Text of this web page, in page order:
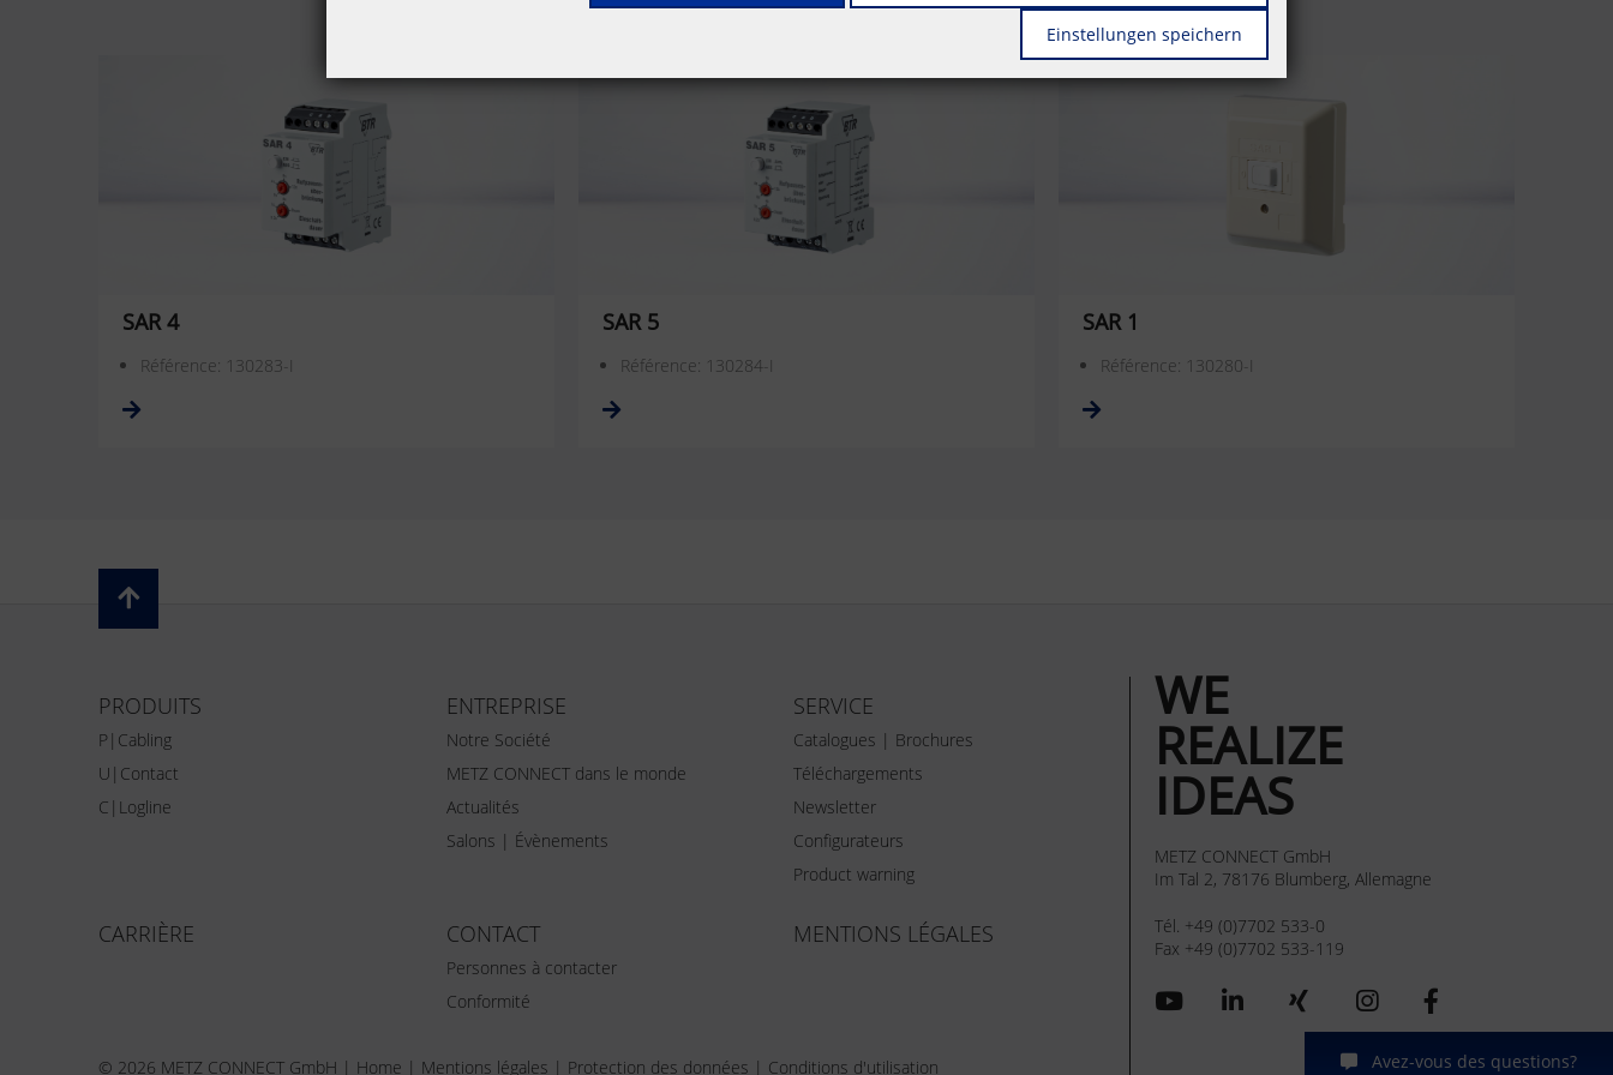
SAR 4
Référence: 130283-I
SAR 5
Référence: 130284-I
SAR 1
Référence: 130280-I
PRODUITS
P|Cabling
U|Contact
C|Logline
ENTREPRISE
Notre Société
METZ CONNECT dans le monde
Actualités
Salons | Évènements
SERVICE
Catalogues | Brochures
Téléchargements
Newsletter
Configurateurs
Product warning
CARRIÈRE CONTACT
Personnes à contacter
Conformité
MENTIONS LÉGALES
© 2026 METZ CONNECT GmbH | Home | Mentions légales | Protection des données | Conditions d'utilisation
WE
REALIZE
IDEAS
METZ CONNECT GmbH
Im Tal 2, 78176 Blumberg, Allemagne
Tél. +49 (0)7702 533-0
Fax +49 (0)7702 533-119
Avez-vous des questions?
Einstellungen speichern